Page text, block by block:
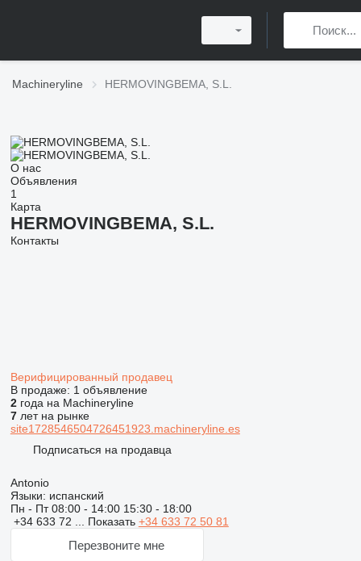
Machineryline HERMOVINGBEMA, S.L.
О нас
Объявления
1
Карта
HERMOVINGBEMA, S.L.
Контакты
Верифицированный продавец
В продаже: 1 объявление
2года на Machineryline
7лет на рынке
site1728546504726451923.machineryline.es
Подписаться на продавца
Antonio
Языки: испанский
Пн - Пт08:00 - 14:00 15:30 - 18:00
+34 633 72 ... Показать +34 633 72 50 81
Перезвоните мне